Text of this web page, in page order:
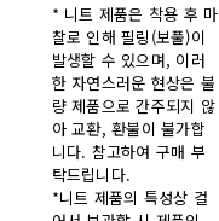
* 니트 제품은 착용 후 마
찰로 인해 필링(보풀)이
발생할 수 있으며, 이러
한 자연스러운 현상은 불
량 제품으로 간주되지 않
아 교환, 환불이 불가합
니다. 참고하여 구매 부
탁드립니다.
*니트 제품의 특성상 걸